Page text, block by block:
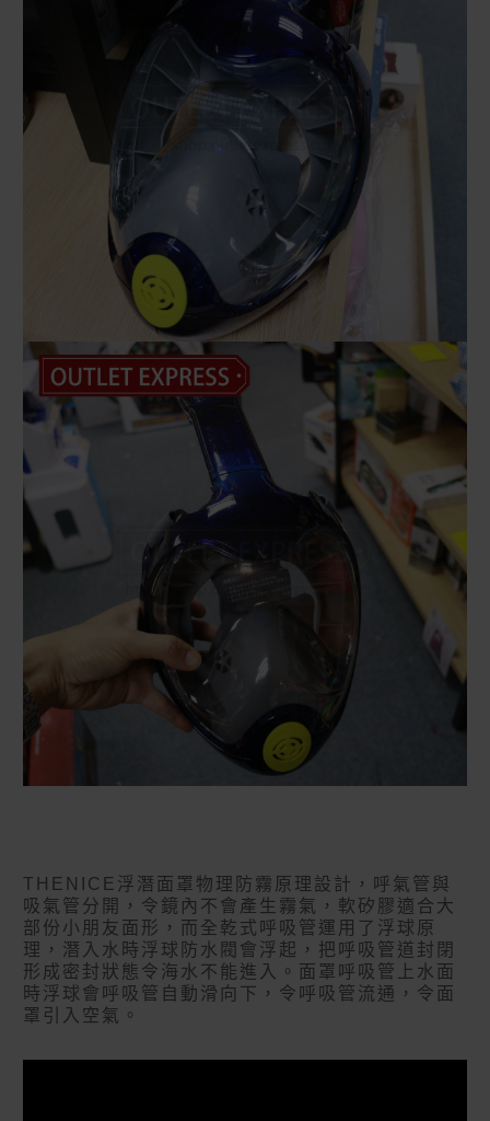
THENICE浮潛面罩物理防霧原理設計，呼氣管與
吸氣管分開，令鏡內不會產生 霧氣，軟矽膠適合大
部份小朋友面形，
而全乾式呼吸管運用了浮球原
理，潛入水時浮球防水閥會浮起，把呼吸管道封閉
形成密封狀態令海水不能進入。 面罩 呼吸 管
上水面
時浮球會 呼吸 管自動 滑向下，令 呼吸 管流通，令面
罩引入空氣。